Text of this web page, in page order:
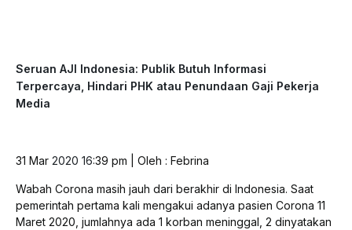
Seruan AJI Indonesia: Publik Butuh Informasi
Terpercaya, Hindari PHK atau Penundaan Gaji Pekerja
Media
31 Mar 2020 16:39 pm | Oleh : Febrina
Wabah Corona masih jauh dari berakhir di Indonesia. Saat
pemerintah pertama kali mengakui adanya pasien Corona 11
Maret 2020, jumlahnya ada 1 korban meninggal, 2 dinyatakan